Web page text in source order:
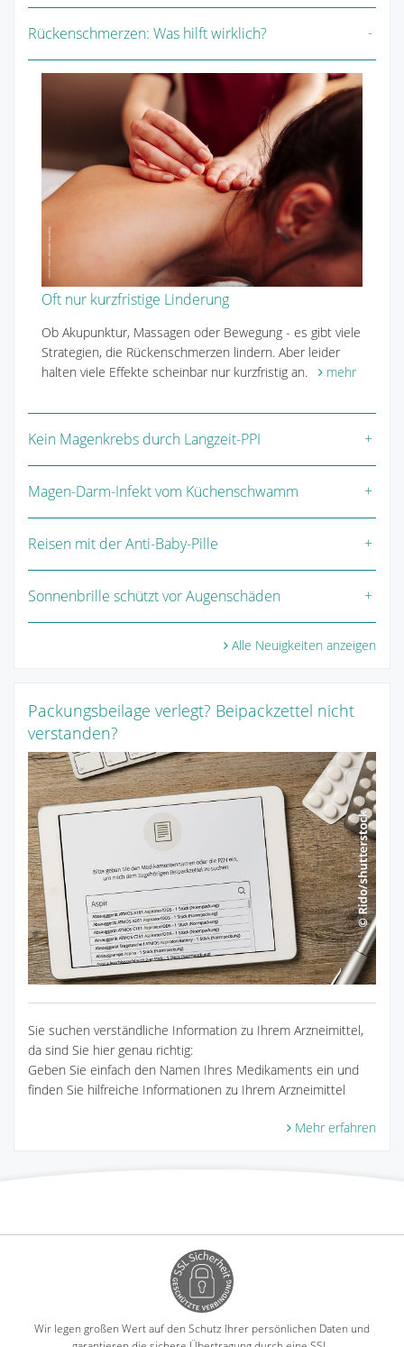
Rückenschmerzen: Was hilft wirklich?
Oft nur kurzfristige Linderung
Ob Akupunktur, Massagen oder Bewegung - es gibt viele
Strategien, die Rückenschmerzen lindern. Aber leider
halten viele Effekte scheinbar nur kurzfristig an.
mehr
Kein Magenkrebs durch Langzeit-PPI
Magen-Darm-Infekt vom Küchenschwamm
Reisen mit der Anti-Baby-Pille
Sonnenbrille schützt vor Augenschäden
Alle Neuigkeiten anzeigen
Packungsbeilage verlegt? Beipackzettel nicht
verstanden?
Sie suchen verständliche Information zu Ihrem Arzneimittel,
da sind Sie hier genau richtig:
Geben Sie einfach den Namen Ihres Medikaments ein und
finden Sie hilfreiche Informationen zu Ihrem Arzneimittel
Mehr erfahren
Wir legen großen Wert auf den Schutz Ihrer persönlichen Daten und